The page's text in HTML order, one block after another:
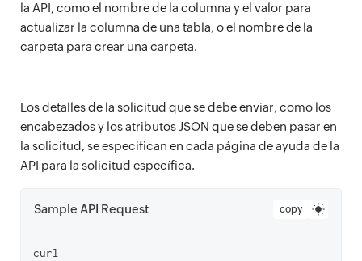
la API, como el nombre de la columna y el valor para
actualizar la columna de una tabla, o el nombre de la
carpeta para crear una carpeta.
Los detalles de la solicitud que se debe enviar, como los
encabezados y los atributos JSON que se deben pasar en
la solicitud, se especifican en cada página de ayuda de la
API para la solicitud específica.
Sample API Request copy
curl